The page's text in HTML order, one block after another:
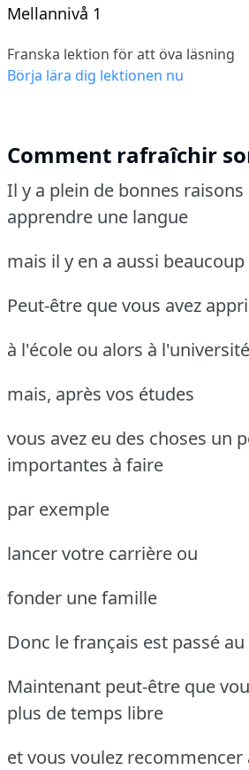
Mellannivå 1
Franska lektion för att öva läsning
Börja lära dig lektionen nu
Comment rafraîchir
Il y a plein de bonnes
apprendre une langue
mais il y en a aussi
Peut-être que vous avez
à l'école ou alors à l'université
mais, après vos études
vous avez eu des choses un
importantes à faire
par exemple
lancer votre carrière ou
fonder une famille
Donc le français est passé
Maintenant peut-être que
plus de temps libre
et vous voulez recommencer